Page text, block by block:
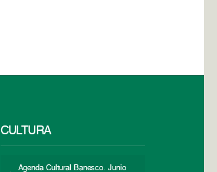
CULTURA
Agenda Cultural Banesco. Junio